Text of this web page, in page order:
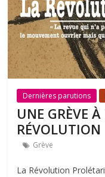
Dernières parutions
UNE GRÈVE
RÉVOLUTION
Grève
La Révolution